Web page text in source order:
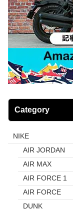
Category
NIKE
AIR JORDAN
AIR MAX
AIR FORCE 1
AIR FORCE
DUNK